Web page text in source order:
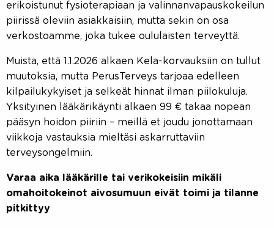
erikoistunut fysioterapiaan ja valinnanvapauskokeilun
piirissä oleviin asiakkaisiin, mutta sekin on osa
verkostoamme, joka tukee oululaisten terveyttä.
Muista, että 1.1.2026 alkaen Kela-korvauksiin on tullut
muutoksia, mutta PerusTerveys tarjoaa edelleen
kilpailukykyiset ja selkeät hinnat ilman piilokuluja.
Yksityinen lääkärikäynti alkaen 99 € takaa nopean
pääsyn hoidon piiriin – meillä et joudu jonottamaan
viikkoja vastauksia mieltäsi askarruttaviin
terveysongelmiin.
Varaa aika lääkärille tai verikokeisiin mikäli
omahoitokeinot aivosumuun eivät toimi ja tilanne
pitkittyy